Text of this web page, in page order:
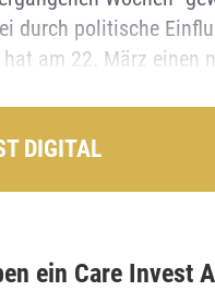
durch politische
am 22. März einen
DIGITAL
ein Care Invest